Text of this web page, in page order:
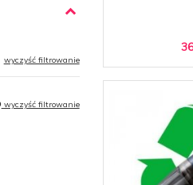
wyczyść filtrowanie
wyczyść filtrowanie